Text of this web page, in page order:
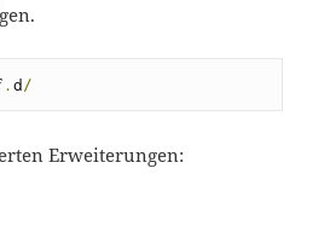
.d/
Erweiterungen: